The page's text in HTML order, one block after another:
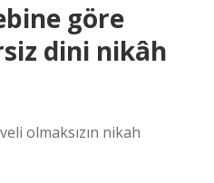
göre
dini nikâh
olmaksızın nikah